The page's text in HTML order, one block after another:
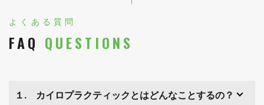
よくある質問
FAQ QUESTIONS
１. カイロプラクティックとはどんなことするの？